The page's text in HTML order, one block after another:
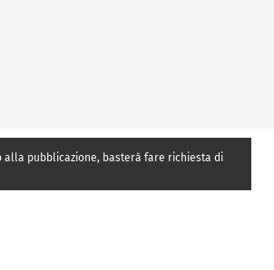
alla pubblicazione, basterà fare richiesta di